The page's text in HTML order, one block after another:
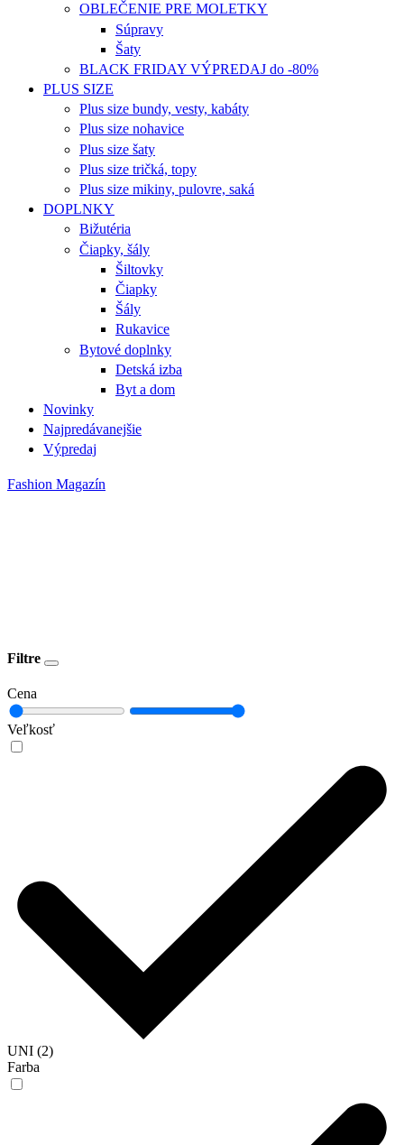
OBLEČENIE PRE MOLETKY
Súpravy
Šaty
BLACK FRIDAY VÝPREDAJ do -80%
PLUS SIZE
Plus size bundy, vesty, kabáty
Plus size nohavice
Plus size šaty
Plus size tričká, topy
Plus size mikiny, pulovre, saká
DOPLNKY
Bižutéria
Čiapky, šály
Šiltovky
Čiapky
Šály
Rukavice
Bytové doplnky
Detská izba
Byt a dom
Novinky
Najpredávanejšie
Výpredaj
Fashion Magazín
Filtre
Cena
Veľkosť
UNI (2)
Farba